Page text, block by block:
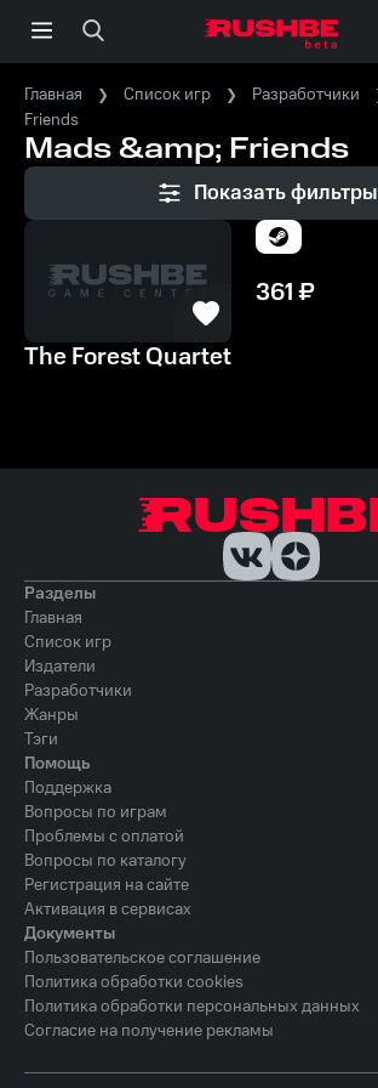
Главная Список игр Разработчики
Friends
Mads &amp; Friends
Показать фильтры
361₽
The Forest Quartet
Разделы
Главная
Список игр
Издатели
Разработчики
Жанры
Тэги
Помощь
Поддержка
Вопросы по играм
Проблемы с оплатой
Вопросы по каталогу
Регистрация на сайте
Активация в сервисах
Документы
Пользовательское соглашение
Политика обработки cookies
Политика обработки персональных данных
Согласие на получение рекламы